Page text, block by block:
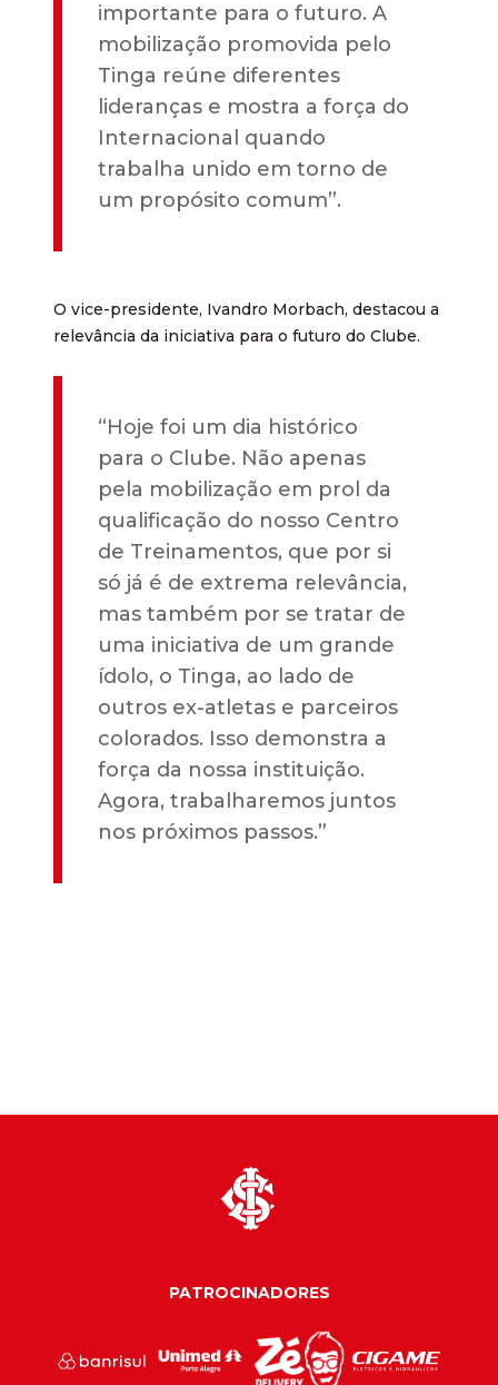
importante para o futuro. A
mobilização promovida pelo
Tinga reúne diferentes
lideranças e mostra a força do
Internacional quando
trabalha unido em torno de
um propósito comum”.
O vice-presidente, Ivandro Morbach, destacou a
relevância da iniciativa para o futuro do Clube.
“Hoje foi um dia histórico
para o Clube. Não apenas
pela mobilização em prol da
qualificação do nosso Centro
de Treinamentos, que por si
só já é de extrema relevância,
mas também por se tratar de
uma iniciativa de um grande
ídolo, o Tinga, ao lado de
outros ex-atletas e parceiros
colorados. Isso demonstra a
força da nossa instituição.
Agora, trabalharemos juntos
nos próximos passos.”
PATROCINADORES